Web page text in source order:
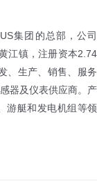
集团的总部，公司
江镇，注册资本2.74
、生产、销售、服务
器及仪表供应商。产
游艇和发电机组等领